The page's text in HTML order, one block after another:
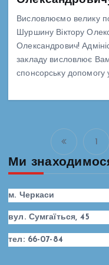
Висловлюємо велику
Шуршину Віктору
Олександрович!
закладу висловлює
спонсорську допомогу
1
Ми
м. Черкаси
вул. Сумгаїться, 45
тел: 66-07-84